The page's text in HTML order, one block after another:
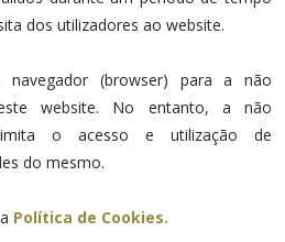
dos utilizadores ao website.
(browser) para a não
website. No entanto, a não
o acesso e utilização de
do mesmo.
Política de Cookies.